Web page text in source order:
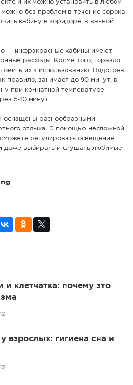
и их можно установить в любом
без проблем в течение сорока
кабину в коридоре, в ванной
— инфракрасные кабины имеют
расходы. Кроме того, гораздо
их к использованию. Подогрев
правило, занимает до 90 минут, в
при комнатной температуре
5-10 минут.
оснащены разнообразными
отдыха. С помощью несложной
регулировать освещение,
даже выбирать и слушать любимые
и клетчатка: почему это
12
взрослых: гигиена сна и
13